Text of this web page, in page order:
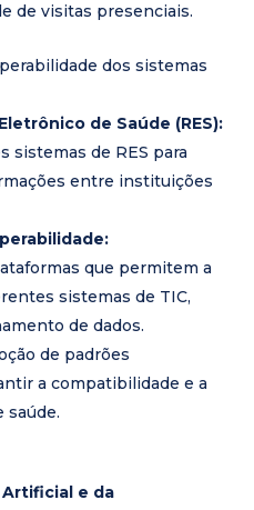
de visitas presenciais.
dos sistemas
de Saúde (RES):
sistemas de RES para
entre instituições
que permitem a
sistemas de TIC,
de dados.
de padrões
a compatibilidade e a
saúde.
e da